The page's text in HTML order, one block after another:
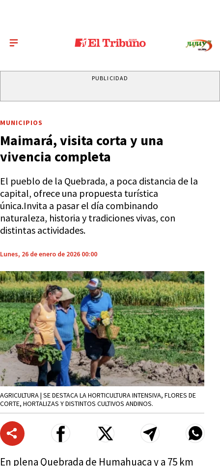
PUBLICIDAD
MUNICIPIOS
Maimará, visita corta y una
vivencia completa
El pueblo de la Quebrada, a poca distancia de la
capital, ofrece una propuesta turística
única.Invita a pasar el día combinando
naturaleza, historia y tradiciones vivas, con
distintas actividades.
Lunes, 26 de enero de 2026 00:00
AGRICULTURA | SE DESTACA LA HORTICULTURA INTENSIVA, FLORES DE
CORTE, HORTALIZAS Y DISTINTOS CULTIVOS ANDINOS.
En plena Quebrada de Humahuaca y a 75 km